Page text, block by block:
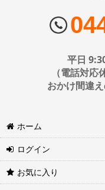
ヤマト運輸・佐川急便・
配送会社はお選びいただ
時間指定は下記の通りで
日時指定は4日後以降の
望の場合は備考欄に記入
■地域ごとの最短配達日時
い。
平日
（電話対応
おかけ間違
ホーム
ログイン
お気に入り